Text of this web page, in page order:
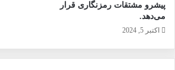
پیشرو مشتقات رمزنگاری قرار
می‌دهد.
اکتبر 5, 2024